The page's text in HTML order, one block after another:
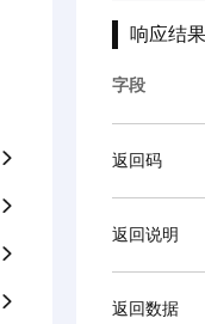




响应结果
字段
返回码
返回说明
返回数据